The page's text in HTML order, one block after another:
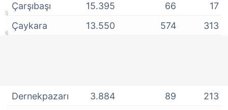
Çarşıbaşı
15.395 66
17
Çaykara
13.550 574 313
Dernekpazarı 3.884 89
213